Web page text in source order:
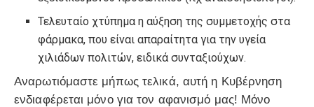
Τελευταίο χτύπημα η αύξηση της συμμετοχής στα
φάρμακα, που είναι απαραίτητα για την υγεία
χιλιάδων πολιτών, ειδικά συνταξιούχων.
Αναρωτιόμαστε μήπως τελικά, αυτή η Κυβέρνηση
ενδιαφέρεται μόνο για τον αφανισμό μας! Μόνο